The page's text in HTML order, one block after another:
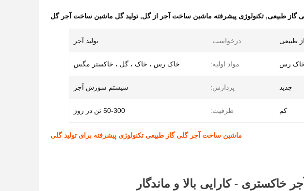
گاز طبیعی, تکنولوژی پیشرفته ماشین ساخت آجر از گل, تولید گل ماشین ساخت آجر گل
طبیعی درخواست: تولید آجر
رس مواد اولیه: خاک رس ، خاک ، گل ، خاکستر مگس
جدید پردازش: سیستم سوزش آجر
کم ظرفیت: 50-300 تن در روز
ماشین ساخت آجر گلی گاز طبیعی تکنولوژی پیشرفته برای تولید گلی
- کارایی بالا و ماندگار